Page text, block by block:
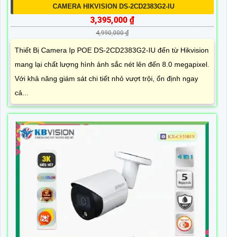
CAMERA HIKVISION DS-2CD2383G2-IU
3,395,000 ₫
4,990,000 ₫
Thiết Bị Camera Ip POE DS-2CD2383G2-IU đến từ Hikvision
mang lại chất lượng hình ảnh sắc nét lên đến 8.0 megapixel.
Với khả năng giám sát chi tiết nhỏ vượt trội, ổn định ngay
cả...